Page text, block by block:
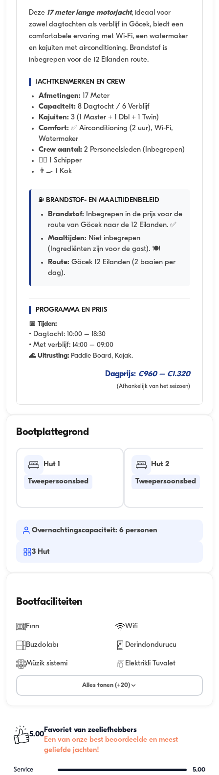
Deze 17 meter lange motorjacht, ideaal voor
zowel dagtochten als verblijf in Göcek, biedt een
comfortabele ervaring met Wi-Fi, een watermaker
en kajuiten met airconditioning. Brandstof is
inbegrepen voor de 12 Eilanden route.
JACHTKENMERKEN EN CREW
Afmetingen: 17 Meter
Capaciteit: 8 Dagtocht / 6 Verblijf
Kajuiten: 3 (1 Master + 1 Dbl + 1 Twin)
Comfort: ✅ Airconditioning (2 uur), Wi-Fi,
Watermaker
Crew aantal: 2 Personeelsleden (Inbegrepen)
👨‍✈️ 1 Schipper
👨‍🍳 1 Kok
⛽ BRANDSTOF- EN MAALTIJDENBELEID
Brandstof: Inbegrepen in de prijs voor de
route van Göcek naar de 12 Eilanden. ✅
Maaltijden: Niet inbegrepen
(Ingrediënten zijn voor de gast). 🍽️
Route: Göcek 12 Eilanden (2 baaien per
dag).
PROGRAMMA EN PRIJS
📅 Tijden:
• Dagtocht: 10:00 – 18:30
• Met verblijf: 14:00 – 09:00
🌊 Uitrusting: Paddle Board, Kajak.
Dagprijs: €960 – €1.320
(Afhankelijk van het seizoen)
Bootplattegrond
Hut 1
Tweepersoonsbed
Hut 2
Tweepersoonsbed
Overnachtingscapaciteit: 6 personen
3 Hut
Bootfaciliteiten
Fırın Wifi
Buzdolabı Derindondurucu
Müzik sistemi Elektrikli Tuvalet
Alles tonen (+20)
5.00
Favoriet van zeeliefhebbers
Een van onze best beoordeelde en meest
geliefde jachten!
Service 5.00